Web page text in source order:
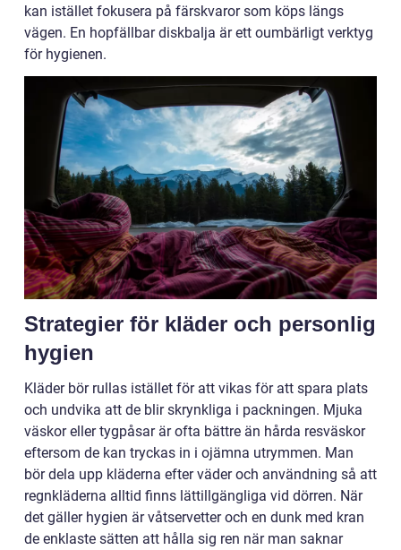
kan istället fokusera på färskvaror som köps längs
vägen. En hopfällbar diskbalja är ett oumbärligt verktyg
för hygienen.
Strategier för kläder och personlig
hygien
Kläder bör rullas istället för att vikas för att spara plats
och undvika att de blir skrynkliga i packningen. Mjuka
väskor eller tygpåsar är ofta bättre än hårda resväskor
eftersom de kan tryckas in i ojämna utrymmen. Man
bör dela upp kläderna efter väder och användning så att
regnkläderna alltid finns lättillgängliga vid dörren. När
det gäller hygien är våtservetter och en dunk med kran
de enklaste sätten att hålla sig ren när man saknar